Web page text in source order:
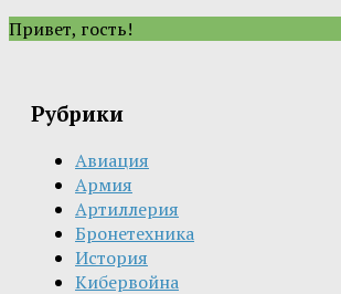
Привет, гость!
Рубрики
Авиация
Армия
Артиллерия
Бронетехника
История
Кибервойна